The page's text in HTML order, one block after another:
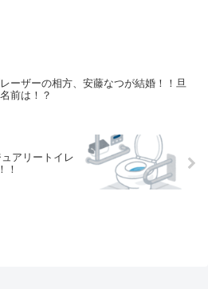
ーザーの相方、安藤なつが結婚！！旦
前は！？
アリートイレ
！